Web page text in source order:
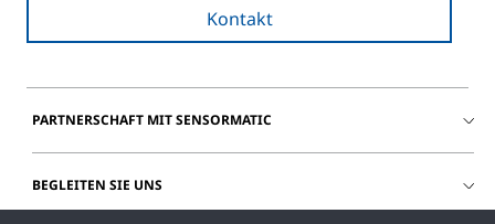
Kontakt
PARTNERSCHAFT MIT SENSORMATIC
BEGLEITEN SIE UNS